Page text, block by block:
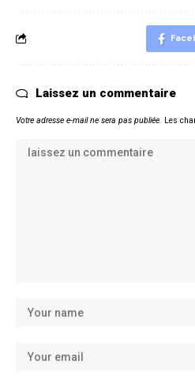
Laissez un commentaire
Votre adresse e-mail ne sera pas publiée. Les